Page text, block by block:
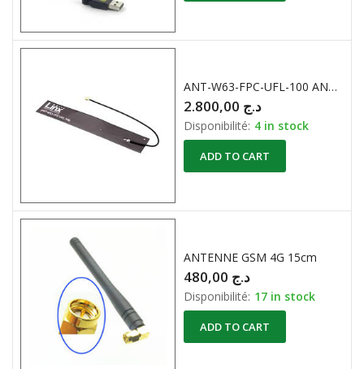
ANT-W63-FPC-UFL-100 ANTENNE WIFI FLEXIBLE 2.4Ghz 5Ghz 6Ghz
د.ج
Disponibilité: 4 in stock
ADD TO CART
ANTENNE GSM 4G 15cm
د.ج
Disponibilité: 17 in stock
ADD TO CART